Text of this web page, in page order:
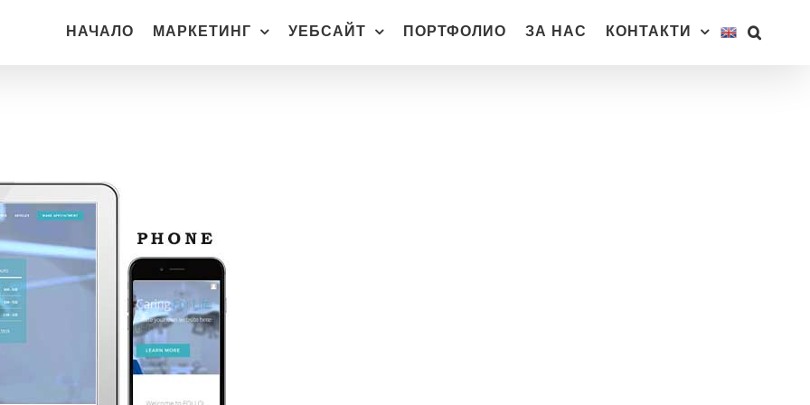
НАЧАЛО МАРКЕТИНГ УЕБСАЙТ ПОРТФОЛИО ЗА НАС КОНТАКТИ